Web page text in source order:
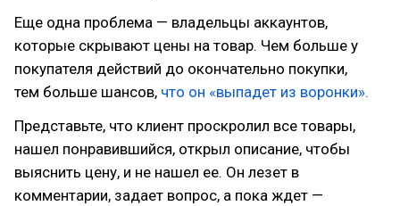
Еще одна проблема — владельцы аккаунтов,
которые скрывают цены на товар. Чем больше у
покупателя действий до окончательно покупки,
тем больше шансов, что он «выпадет из воронки».
Представьте, что клиент проскролил все товары,
нашел понравившийся, открыл описание, чтобы
выяснить цену, и не нашел ее. Он лезет в
комментарии, задает вопрос, а пока ждет —